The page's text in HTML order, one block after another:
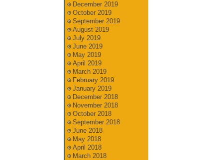
December 2019
October 2019
September 2019
August 2019
July 2019
June 2019
May 2019
April 2019
March 2019
February 2019
January 2019
December 2018
November 2018
October 2018
September 2018
June 2018
May 2018
April 2018
March 2018